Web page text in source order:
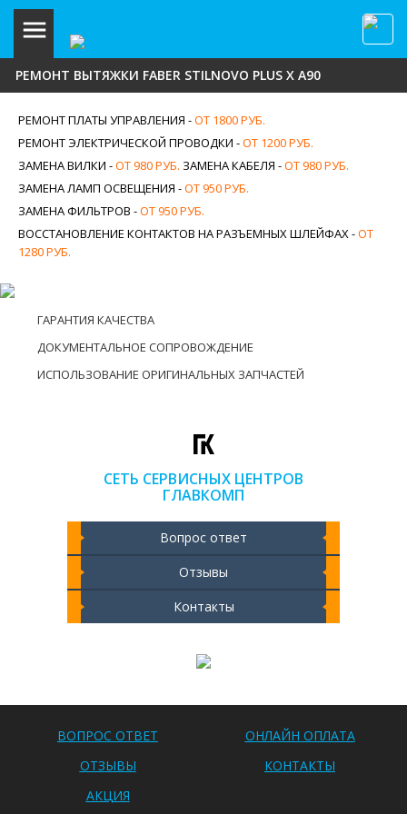
СЕТЬ СЕРВИСНЫХ ЦЕНТРОВ
ГЛАВКОМП
Вопрос ответ
Отзывы
Контакты
РЕМОНТ ВЫТЯЖКИ FABER STILNOVO PLUS X A90
РЕМОНТ ПЛАТЫ УПРАВЛЕНИЯ -ОТ 1800 РУБ.
РЕМОНТ ЭЛЕКТРИЧЕСКОЙ ПРОВОДКИ -ОТ 1200 РУБ.
ЗАМЕНА ВИЛКИ -ОТ 980 РУБ. ЗАМЕНА КАБЕЛЯ -ОТ 980 РУБ.
ЗАМЕНА ЛАМП ОСВЕЩЕНИЯ -ОТ 950 РУБ.
ЗАМЕНА ФИЛЬТРОВ -ОТ 950 РУБ.
ВОССТАНОВЛЕНИЕ КОНТАКТОВ НА РАЗЪЕМНЫХ ШЛЕЙФАХ -ОТ
1280 РУБ.
ГАРАНТИЯ КАЧЕСТВА
ДОКУМЕНТАЛЬНОЕ СОПРОВОЖДЕНИЕ
ИСПОЛЬЗОВАНИЕ ОРИГИНАЛЬНЫХ ЗАПЧАСТЕЙ
ВОПРОС ОТВЕТ
ОНЛАЙН ОПЛАТА
ОТЗЫВЫ
КОНТАКТЫ
АКЦИЯ